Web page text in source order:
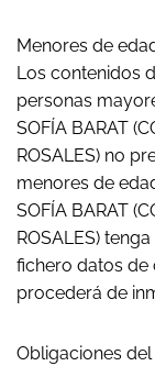
Menores de
Los contenidos
personas
SOFÍA BARAT
ROSALES) no
menores de
SOFÍA BARAT
ROSALES)
fichero datos de
procederá de
Obligaciones